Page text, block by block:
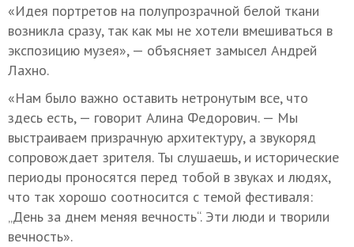
«Идея портретов на полупрозрачной белой ткани
возникла сразу, так как мы не хотели вмешиваться в
экспозицию музея», — объясняет замысел Андрей
Лахно.
«Нам было важно оставить нетронутым все, что
здесь есть, — говорит Алина Федорович. — Мы
выстраиваем призрачную архитектуру, а звукоряд
сопровождает зрителя. Ты слушаешь, и исторические
периоды проносятся перед тобой в звуках и людях,
что так хорошо соотносится с темой фестиваля:
„День за днем меняя вечность“. Эти люди и творили
вечность».